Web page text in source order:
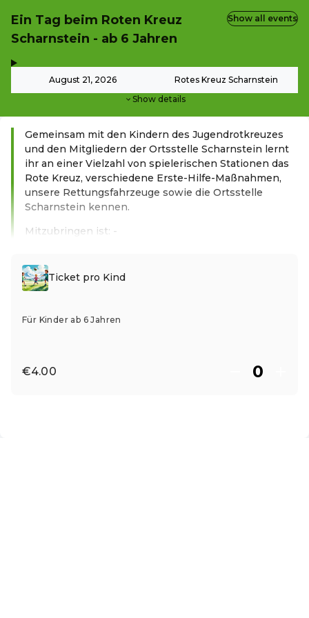
Ein Tag beim Roten Kreuz
Scharnstein - ab 6 Jahren
August 21, 2026 Rotes Kreuz Scharnstein
Show details
Show all events
Gemeinsam mit den Kindern des Jugendrotkreuzes
und den Mitgliedern der Ortsstelle Scharnstein lernt
ihr an einer Vielzahl von spielerischen Stationen das
Rote Kreuz, verschiedene Erste-Hilfe-Maßnahmen,
unsere Rettungsfahrzeuge sowie die Ortsstelle
Scharnstein kennen.
Mitzubringen ist: -
Ticket pro Kind
Für Kinder ab 6 Jahren
€4.00